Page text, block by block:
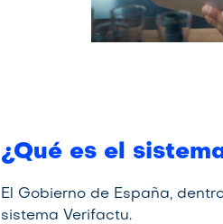
¿Qué es el
El Gobierno de España,
sistema Verifactu.